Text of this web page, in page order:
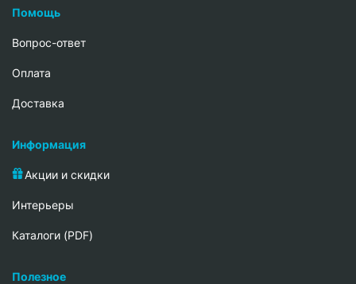
Помощь
Вопрос-ответ
Oплата
Доставка
Информация
Акции и скидки
Интерьеры
Каталоги (PDF)
Полезное